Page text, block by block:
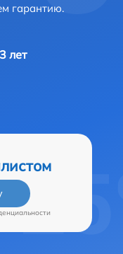
гарантию.
лет